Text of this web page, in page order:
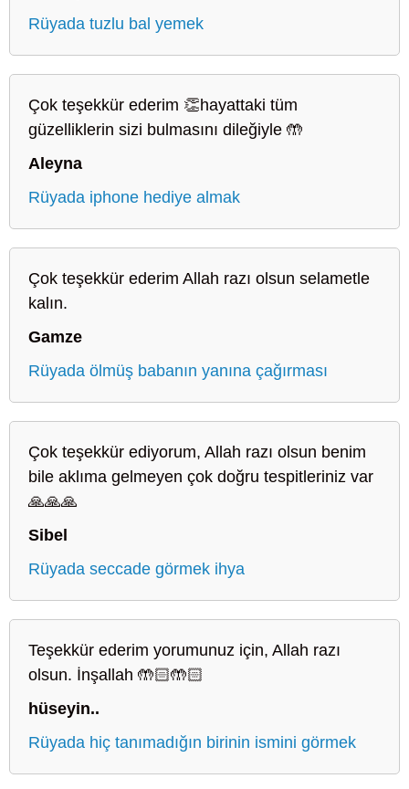
Rüyada tuzlu bal yemek
Çok teşekkür ederim 👏hayattaki tüm
güzelliklerin sizi bulmasını dileğiyle 🤲
Aleyna
Rüyada iphone hediye almak
Çok teşekkür ederim Allah razı olsun selametle
kalın.
Gamze
Rüyada ölmüş babanın yanına çağırması
Çok teşekkür ediyorum, Allah razı olsun benim
bile aklıma gelmeyen çok doğru tespitleriniz var
🙏🙏🙏
Sibel
Rüyada seccade görmek ihya
Teşekkür ederim yorumunuz için, Allah razı
olsun. İnşallah 🤲🏻🤲🏻
hüseyin..
Rüyada hiç tanımadığın birinin ismini görmek